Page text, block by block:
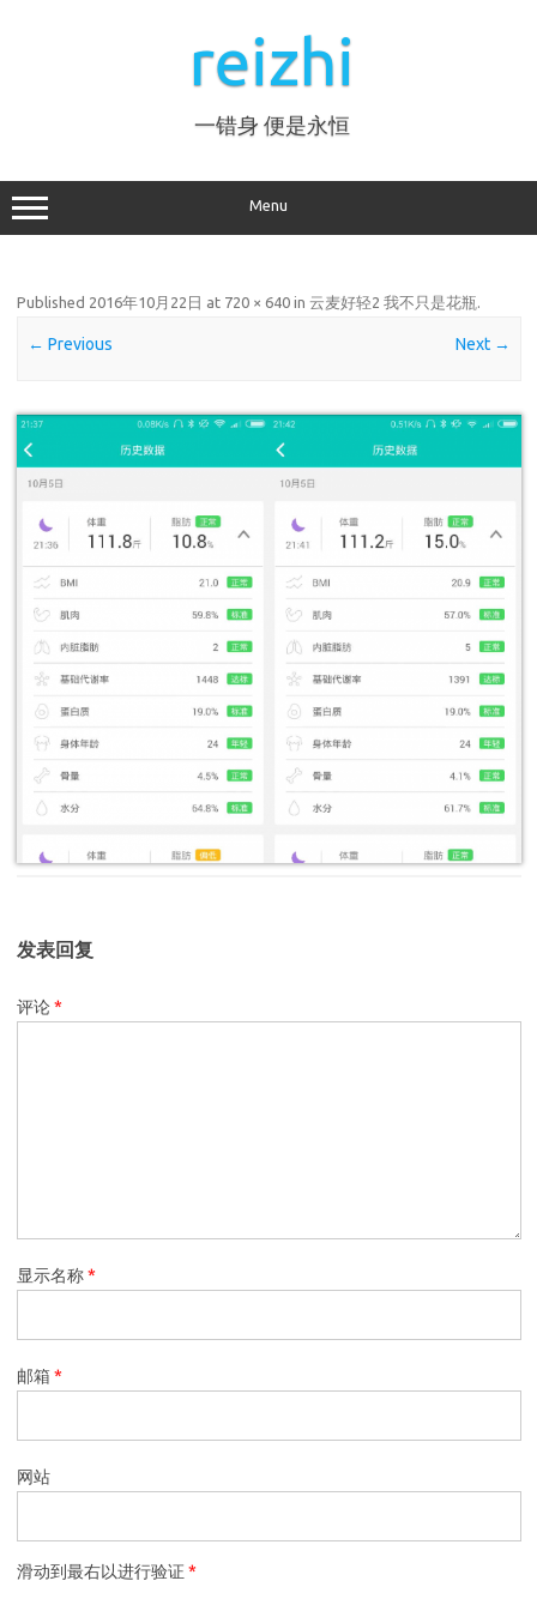
reizhi
一错身 便是永恒
Menu
Published 2016年10月22日 at 720 × 640 in 云麦好轻2 我不只是花瓶.
← Previous Next →
发表回复
评论*
显示名称*
邮箱*
网站
滑动到最右以进行验证 *